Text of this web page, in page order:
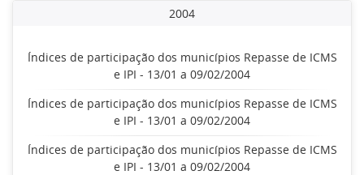
2004
Índices de participação dos municípios Repasse de ICMS
e IPI - 13/01 a 09/02/2004
Índices de participação dos municípios Repasse de ICMS
e IPI - 13/01 a 09/02/2004
Índices de participação dos municípios Repasse de ICMS
e IPI - 13/01 a 09/02/2004